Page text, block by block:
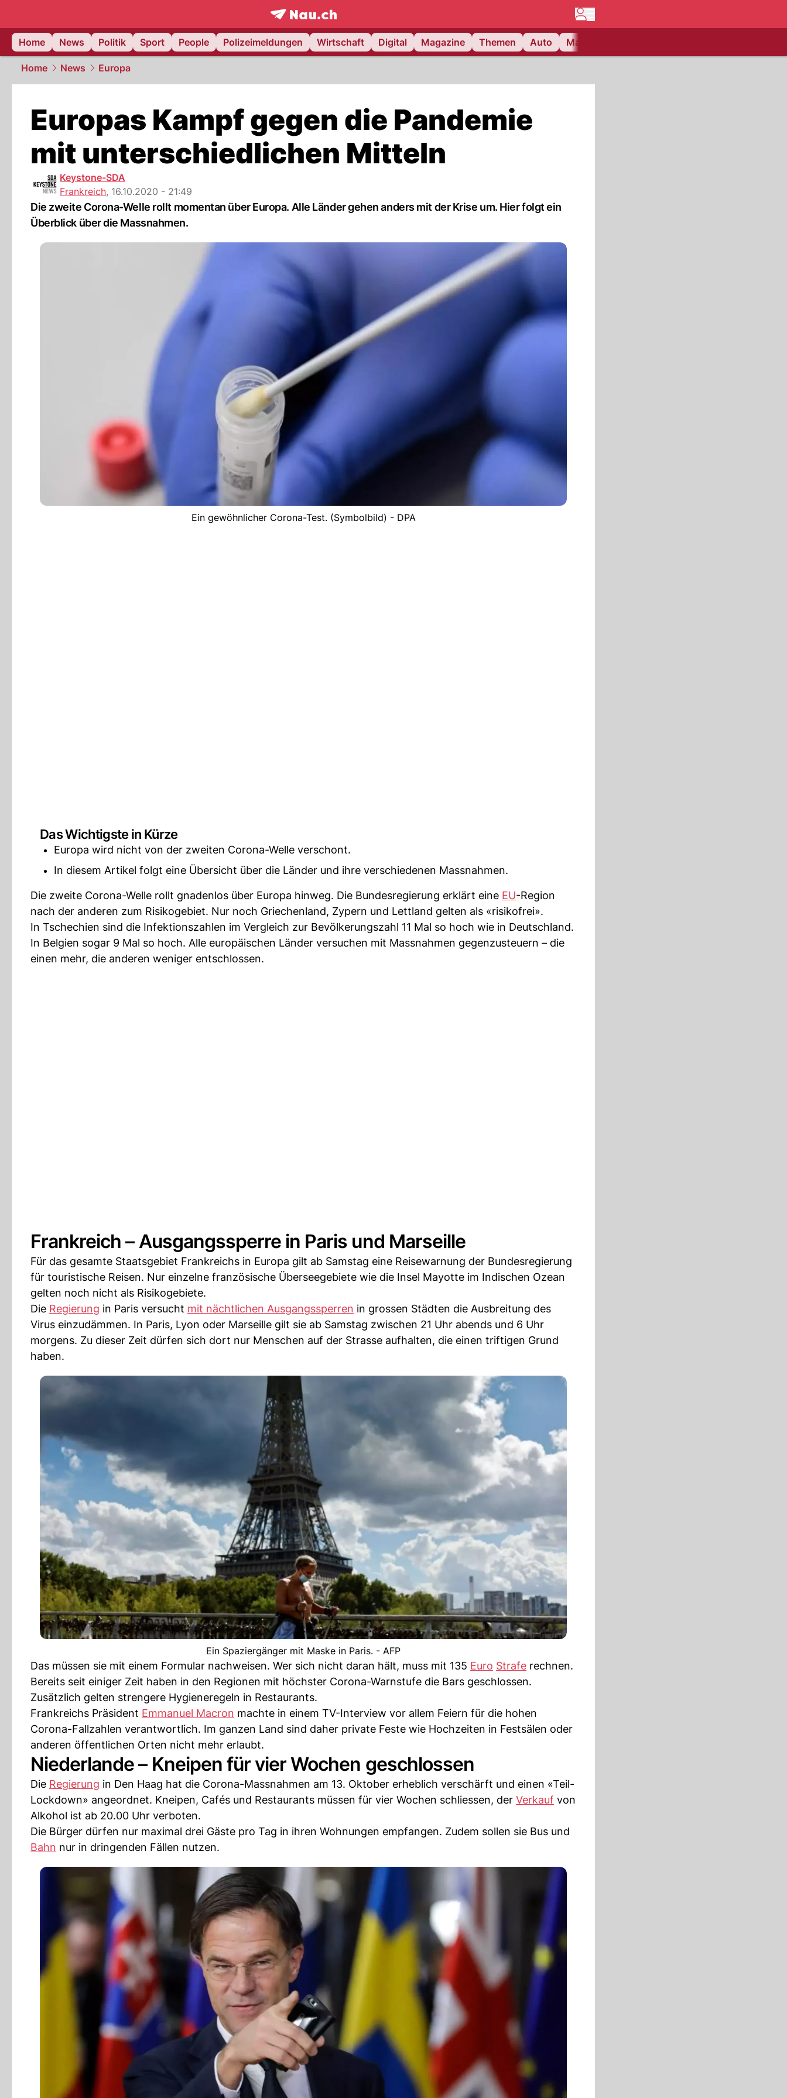
frontpage.NAU.ch
Home
News Politik Sport People Polizeimeldungen Wirtschaft Digital Magazine Themen Auto Matchcenter
Home News Europa
Europas Kampf gegen die Pandemie
mit unterschiedlichen Mitteln
Keystone-SDA
Frankreich, 16.10.2020 - 21:49
Die zweite Corona-Welle rollt momentan über Europa. Alle Länder gehen anders mit der Krise um. Hier folgt ein
Überblick über die Massnahmen.
Ein gewöhnlicher Corona-Test. (Symbolbild) - DPA
Das Wichtigste in Kürze
Europa wird nicht von der zweiten Corona-Welle verschont.
In diesem Artikel folgt eine Übersicht über die Länder und ihre verschiedenen Massnahmen.
Die zweite Corona-Welle rollt gnadenlos über Europa hinweg. Die Bundesregierung erklärt eine EU-Region
nach der anderen zum Risikogebiet. Nur noch Griechenland, Zypern und Lettland gelten als «risikofrei».
In Tschechien sind die Infektionszahlen im Vergleich zur Bevölkerungszahl 11 Mal so hoch wie in Deutschland.
In Belgien sogar 9 Mal so hoch. Alle europäischen Länder versuchen mit Massnahmen gegenzusteuern – die
einen mehr, die anderen weniger entschlossen.
Frankreich – Ausgangssperre in Paris und Marseille
Für das gesamte Staatsgebiet Frankreichs in Europa gilt ab Samstag eine Reisewarnung der Bundesregierung
für touristische Reisen. Nur einzelne französische Überseegebiete wie die Insel Mayotte im Indischen Ozean
gelten noch nicht als Risikogebiete.
Die Regierung in Paris versucht mit nächtlichen Ausgangssperren in grossen Städten die Ausbreitung des
Virus einzudämmen. In Paris, Lyon oder Marseille gilt sie ab Samstag zwischen 21 Uhr abends und 6 Uhr
morgens. Zu dieser Zeit dürfen sich dort nur Menschen auf der Strasse aufhalten, die einen triftigen Grund
haben.
Ein Spaziergänger mit Maske in Paris. - AFP
Das müssen sie mit einem Formular nachweisen. Wer sich nicht daran hält, muss mit 135 Euro Strafe rechnen.
Bereits seit einiger Zeit haben in den Regionen mit höchster Corona-Warnstufe die Bars geschlossen.
Zusätzlich gelten strengere Hygieneregeln in Restaurants.
Frankreichs Präsident Emmanuel Macron machte in einem TV-Interview vor allem Feiern für die hohen
Corona-Fallzahlen verantwortlich. Im ganzen Land sind daher private Feste wie Hochzeiten in Festsälen oder
anderen öffentlichen Orten nicht mehr erlaubt.
Niederlande – Kneipen für vier Wochen geschlossen
Die Regierung in Den Haag hat die Corona-Massnahmen am 13. Oktober erheblich verschärft und einen «Teil-
Lockdown» angeordnet. Kneipen, Cafés und Restaurants müssen für vier Wochen schliessen, der Verkauf von
Alkohol ist ab 20.00 Uhr verboten.
Die Bürger dürfen nur maximal drei Gäste pro Tag in ihren Wohnungen empfangen. Zudem sollen sie Bus und
Bahn nur in dringenden Fällen nutzen.